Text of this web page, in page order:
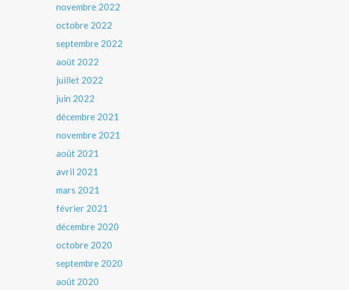
novembre 2022
octobre 2022
septembre 2022
août 2022
juillet 2022
juin 2022
décembre 2021
novembre 2021
août 2021
avril 2021
mars 2021
février 2021
décembre 2020
octobre 2020
septembre 2020
août 2020